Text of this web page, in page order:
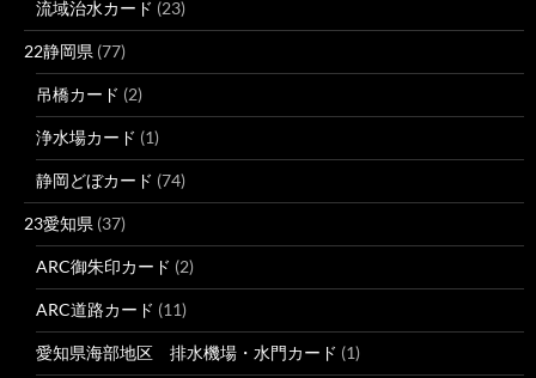
流域治水カード (23)
22静岡県 (77)
吊橋カード (2)
浄水場カード (1)
静岡どぼカード (74)
23愛知県 (37)
ARC御朱印カード (2)
ARC道路カード (11)
愛知県海部地区 排水機場・水門カード (1)